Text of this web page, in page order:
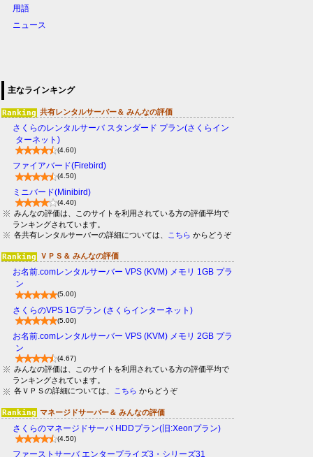
用語
ニュース
主なラインキング
共有レンタルサーバー＆ みんなの評価
さくらのレンタルサーバ スタンダード プラン(さくらイン
ターネット)
(4.60)
ファイアバード(Firebird)
(4.50)
ミニバード(Minibird)
(4.40)
みんなの評価は、このサイトを利用されている方の評価平均で
ランキングされています。
各共有レンタルサーバーの詳細については、
こちら からどうぞ
ＶＰＳ＆ みんなの評価
お名前.comレンタルサーバー VPS (KVM) メモリ 1GB プラ
ン
(5.00)
さくらのVPS 1Gプラン (さくらインターネット)
(5.00)
お名前.comレンタルサーバー VPS (KVM) メモリ 2GB プラ
ン
(4.67)
みんなの評価は、このサイトを利用されている方の評価平均で
ランキングされています。
各ＶＰＳの詳細については、 こちら からどうぞ
マネージドサーバー＆ みんなの評価
さくらのマネージドサーバ HDDプラン(旧:Xeonプラン)
(4.50)
ファーストサーバ エンタープライズ3・シリーズ31